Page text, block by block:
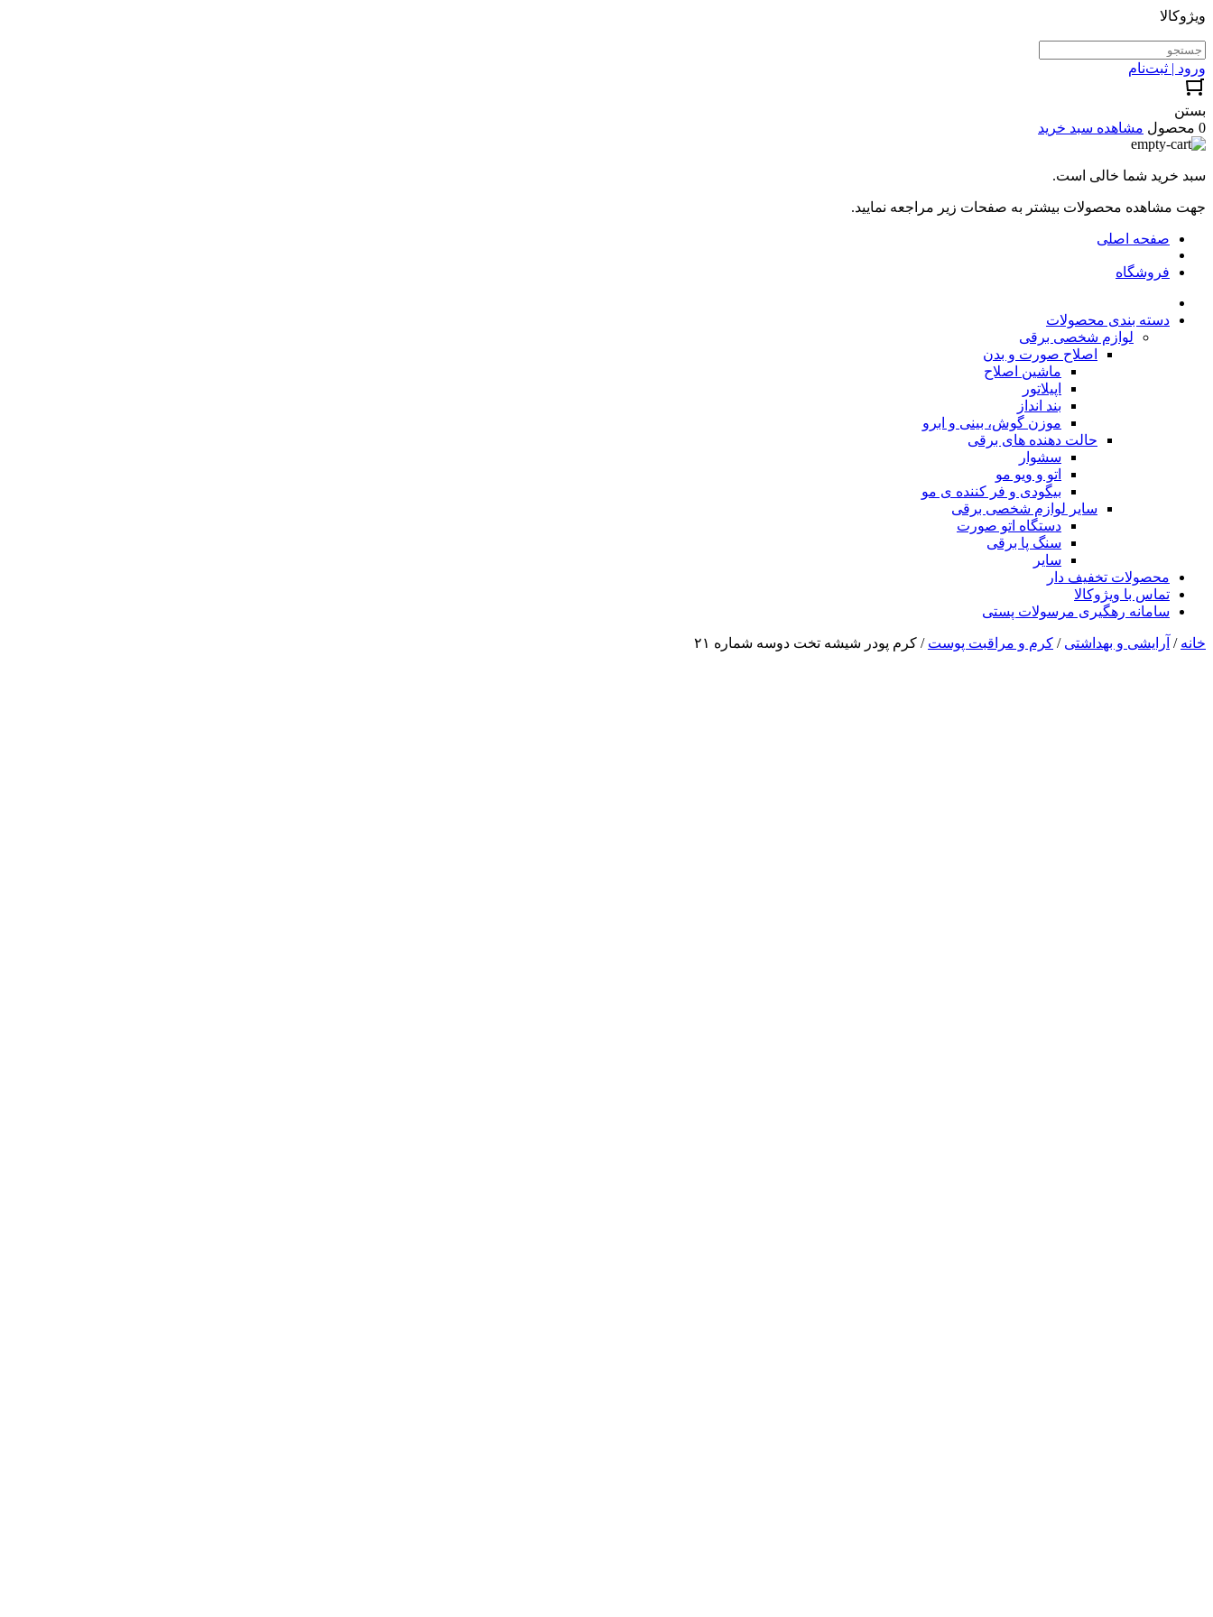
ویژوکالا
ورود | ثبت‌نام
بستن
0 محصول
مشاهده سبد خرید
سبد خرید شما خالی است.
جهت مشاهده محصولات بیشتر به صفحات زیر مراجعه نمایید.
صفحه اصلی
فروشگاه
دسته بندی محصولات
لوازم شخصی برقی
اصلاح صورت و بدن
ماشین اصلاح
اپیلاتور
بند انداز
موزن گوش، بینی و ابرو
حالت دهنده های برقی
سشوار
اتو و ویو مو
بیگودی و فر کننده ی مو
سایر لوازم شخصی برقی
دستگاه اتو صورت
سنگ پا برقی
سایر
محصولات تخفیف دار
تماس با ویژوکالا
سامانه رهگیری مرسولات پستی
خانه / آرایشی و بهداشتی / کرم و مراقبت پوست / کرم پودر شیشه تخت دوسه شماره ۲۱